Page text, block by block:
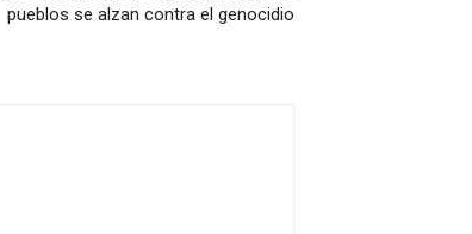
pueblos se alzan contra el genocidio